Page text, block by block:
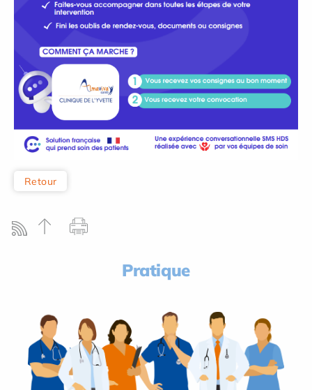
Retour
Pratique